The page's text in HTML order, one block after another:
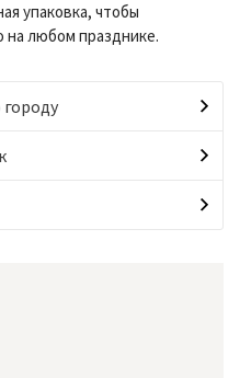
упаковка, чтобы
на любом празднике.